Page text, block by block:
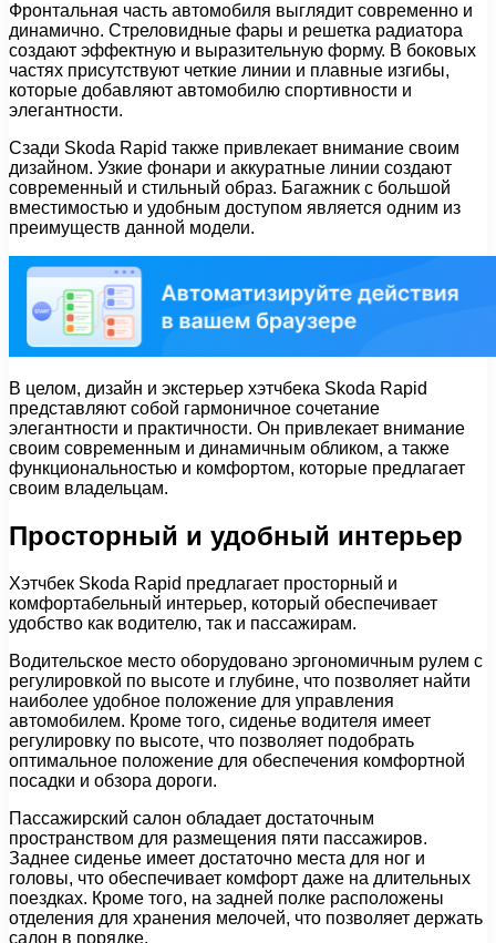
Фронтальная часть автомобиля выглядит современно и
динамично. Стреловидные фары и решетка радиатора
создают эффектную и выразительную форму. В боковых
частях присутствуют четкие линии и плавные изгибы,
которые добавляют автомобилю спортивности и
элегантности.
Сзади Skoda Rapid также привлекает внимание своим
дизайном. Узкие фонари и аккуратные линии создают
современный и стильный образ. Багажник с большой
вместимостью и удобным доступом является одним из
преимуществ данной модели.
В целом, дизайн и экстерьер хэтчбека Skoda Rapid
представляют собой гармоничное сочетание
элегантности и практичности. Он привлекает внимание
своим современным и динамичным обликом, а также
функциональностью и комфортом, которые предлагает
своим владельцам.
Просторный и удобный интерьер
Хэтчбек Skoda Rapid предлагает просторный и
комфортабельный интерьер, который обеспечивает
удобство как водителю, так и пассажирам.
Водительское место оборудовано эргономичным рулем с
регулировкой по высоте и глубине, что позволяет найти
наиболее удобное положение для управления
автомобилем. Кроме того, сиденье водителя имеет
регулировку по высоте, что позволяет подобрать
оптимальное положение для обеспечения комфортной
посадки и обзора дороги.
Пассажирский салон обладает достаточным
пространством для размещения пяти пассажиров.
Заднее сиденье имеет достаточно места для ног и
головы, что обеспечивает комфорт даже на длительных
поездках. Кроме того, на задней полке расположены
отделения для хранения мелочей, что позволяет держать
салон в порядке.